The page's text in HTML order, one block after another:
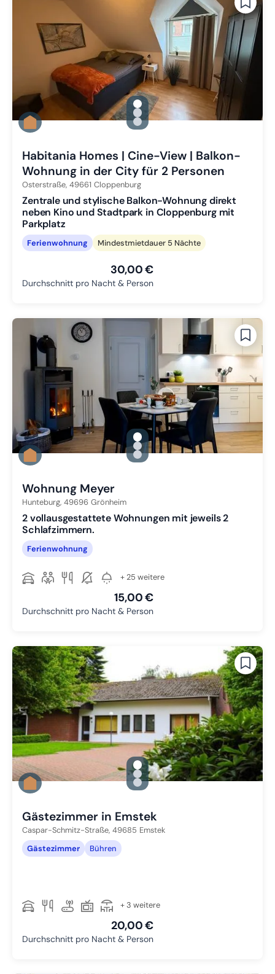
gallery.slide_selector
Zu Slide 1 wechseln
Zu Slide 2 wechseln
Zu Slide 3 wechseln
Habitania Homes | Cine-View | Balkon-
Wohnung in der City für 2 Personen
Osterstraße, 49661 Cloppenburg
Zentrale und stylische Balkon-Wohnung direkt
neben Kino und Stadtpark in Cloppenburg mit
Parkplatz
Ferienwohnung Mindestmietdauer 5 Nächte
30,00 €
Durchschnitt pro Nacht & Person
gallery.slide_selector
Zu Slide 1 wechseln
Zu Slide 2 wechseln
Zu Slide 3 wechseln
Wohnung Meyer
Hunteburg, 49696 Grönheim
2 vollausgestattete Wohnungen mit jeweils 2
Schlafzimmern.
Ferienwohnung
+ 25 weitere
15,00 €
Durchschnitt pro Nacht & Person
gallery.slide_selector
Zu Slide 1 wechseln
Zu Slide 2 wechseln
Zu Slide 3 wechseln
Gästezimmer in Emstek
Caspar-Schmitz-Straße, 49685 Emstek
Gästezimmer
Bühren
+ 3 weitere
20,00 €
Durchschnitt pro Nacht & Person